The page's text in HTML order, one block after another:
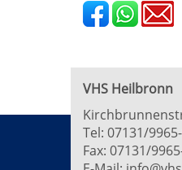
VHS Heilbronn
Tel: 07131/
Fax: 07131/